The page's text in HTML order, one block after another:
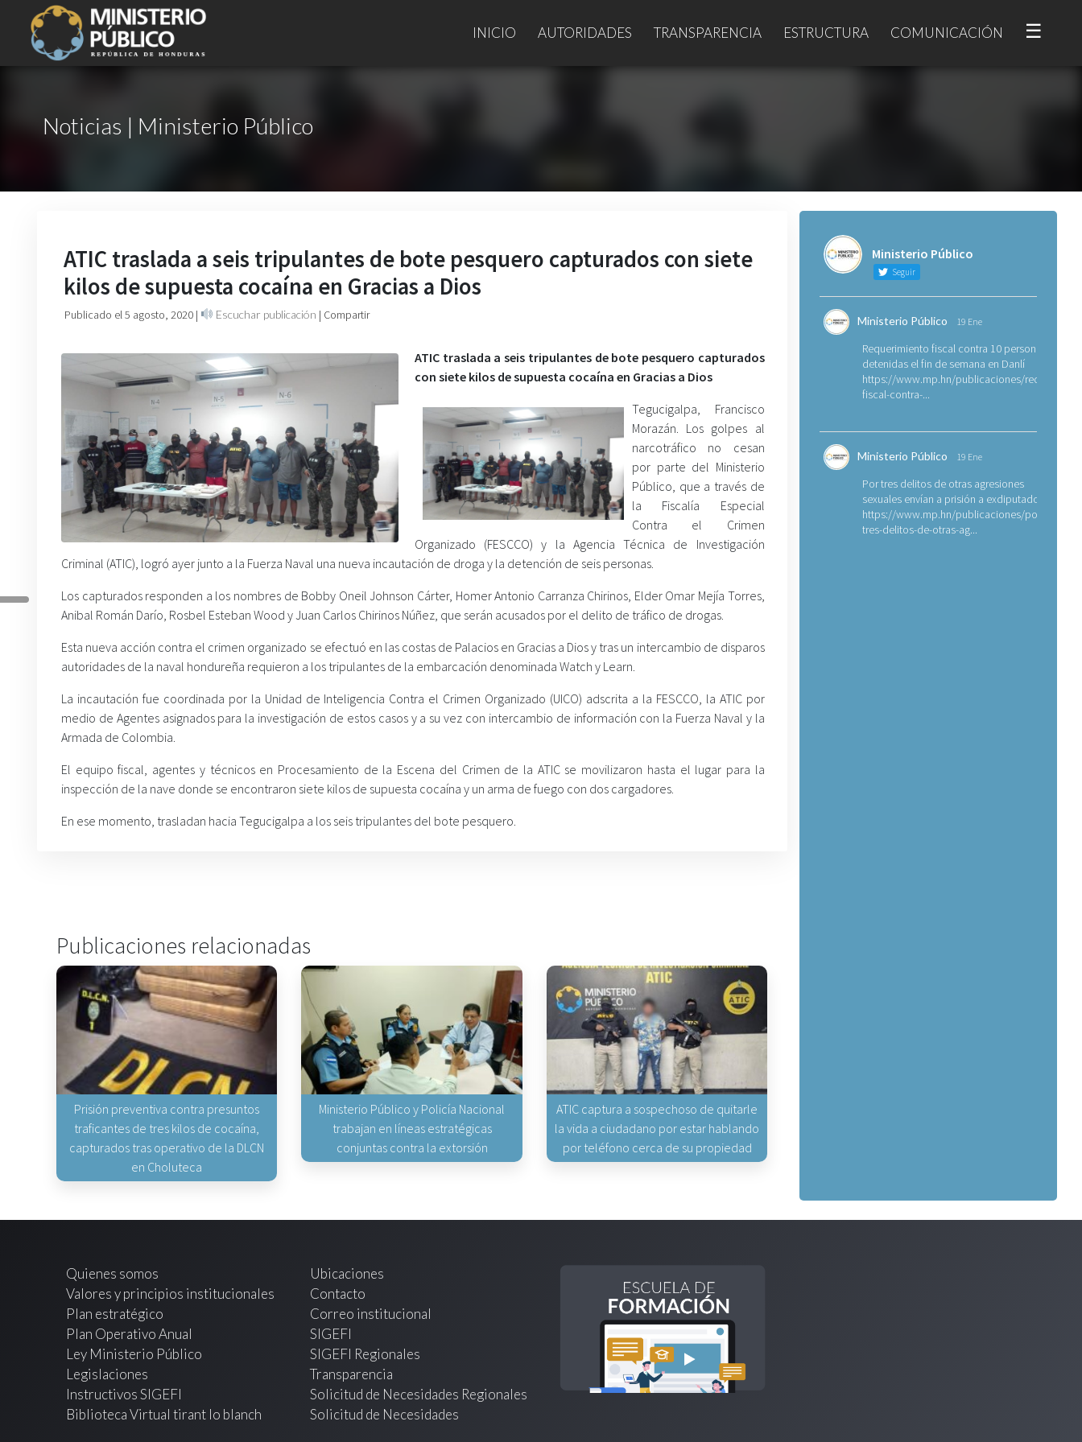
INICIO AUTORIDADES TRANSPARENCIA ESTRUCTURA COMUNICACIÓN ☰
Noticias | Ministerio Público
ATIC traslada a seis tripulantes de bote pesquero capturados con siete
kilos de supuesta cocaína en Gracias a Dios
Publicado el 5 agosto, 2020 | Escuchar publicación | Compartir
ATIC traslada a seis tripulantes de bote pesquero capturados
con siete kilos de supuesta cocaína en Gracias a Dios
Tegucigalpa, Francisco
Morazán. Los golpes al
narcotráfico no cesan
por parte del Ministerio
Público, que a través de
la Fiscalía Especial
Contra el Crimen
Organizado (FESCCO) y la Agencia Técnica de Investigación
Criminal (ATIC), logró ayer junto a la Fuerza Naval una nueva incautación de droga y la detención de seis personas.
Los capturados responden a los nombres de Bobby Oneil Johnson Cárter, Homer Antonio Carranza Chirinos, Elder Omar Mejía Torres,
Anibal Román Darío, Rosbel Esteban Wood y Juan Carlos Chirinos Núñez, que serán acusados por el delito de tráfico de drogas.
Esta nueva acción contra el crimen organizado se efectuó en las costas de Palacios en Gracias a Dios y tras un intercambio de disparos
autoridades de la naval hondureña requieron a los tripulantes de la embarcación denominada Watch y Learn.
La incautación fue coordinada por la Unidad de Inteligencia Contra el Crimen Organizado (UICO) adscrita a la FESCCO, la ATIC por
medio de Agentes asignados para la investigación de estos casos y a su vez con intercambio de información con la Fuerza Naval y la
Armada de Colombia.
El equipo fiscal, agentes y técnicos en Procesamiento de la Escena del Crimen de la ATIC se movilizaron hasta el lugar para la
inspección de la nave donde se encontraron siete kilos de supuesta cocaína y un arma de fuego con dos cargadores.
En ese momento, trasladan hacia Tegucigalpa a los seis tripulantes del bote pesquero.
Publicaciones relacionadas
Prisión preventiva contra presuntos
traficantes de tres kilos de cocaína,
capturados tras operativo de la DLCN
en Choluteca
Ministerio Público y Policía Nacional
trabajan en líneas estratégicas
conjuntas contra la extorsión
ATIC captura a sospechoso de quitarle
la vida a ciudadano por estar hablando
por teléfono cerca de su propiedad
Ministerio Público
Seguir
Ministerio Público 19 Ene
Requerimiento fiscal contra 10 personas
detenidas el fin de semana en Danlí
https://www.mp.hn/publicaciones/
fiscal-contra-...
Ministerio Público 19 Ene
Por tres delitos de otras agresiones
sexuales envían a prisión a exdiputado
https://www.mp.hn/publicaciones/por-
tres-delitos-de-otras-ag...
Quienes somos
Valores y principios institucionales
Plan estratégico
Plan Operativo Anual
Ley Ministerio Público
Legislaciones
Instructivos SIGEFI
Biblioteca Virtual tirant lo blanch
Ubicaciones
Contacto
Correo institucional
SIGEFI
SIGEFI Regionales
Transparencia
Solicitud de Necesidades Regionales
Solicitud de Necesidades